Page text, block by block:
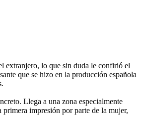
extranjero, lo que sin duda le confirió el
que se hizo en la producción española
Llega a una zona especialmente
impresión por parte de la mujer,